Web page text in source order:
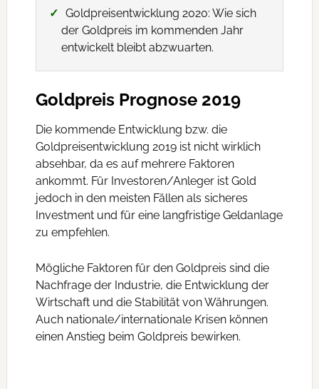
Goldpreisentwicklung 2020: Wie sich
der Goldpreis im kommenden Jahr
entwickelt bleibt abzwuarten.
Goldpreis Prognose 2019
Die kommende Entwicklung bzw. die
Goldpreisentwicklung 2019 ist nicht wirklich
absehbar, da es auf mehrere Faktoren
ankommt. Für Investoren/Anleger ist Gold
jedoch in den meisten Fällen als sicheres
Investment und für eine langfristige Geldanlage
zu empfehlen.
Mögliche Faktoren für den Goldpreis sind die
Nachfrage der Industrie, die Entwicklung der
Wirtschaft und die Stabilität von Währungen.
Auch nationale/internationale Krisen können
einen Anstieg beim Goldpreis bewirken.